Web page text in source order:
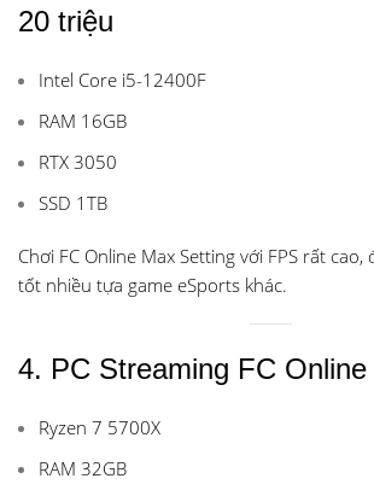
20 triệu
Intel Core i5-12400F
RAM 16GB
RTX 3050
SSD 1TB
Chơi FC Online Max Setting với FPS rất
tốt nhiều tựa game eSports khác.
4. PC Streaming FC Online
Ryzen 7 5700X
RAM 32GB